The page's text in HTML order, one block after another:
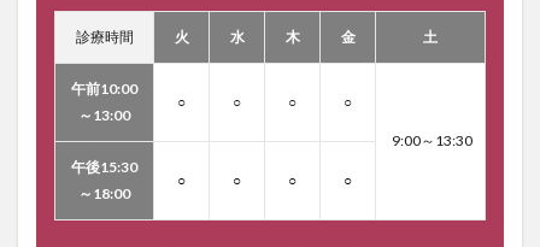
診療時間 火 水 木 金 土
午前10:00
～13:00
○ ○ ○ ○
9:00～13:30
午後15:30
～18:00
○ ○ ○ ○